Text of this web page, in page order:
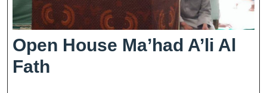
Open House Ma’had A’li Al
Fath